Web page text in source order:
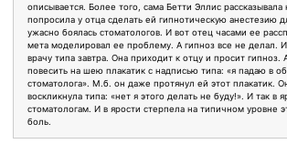
описывается. Более того, сама Бетти Эллис рассказывала
попросила у отца сделать ей гипнотическую анестезию
ужасно боялась стоматологов. И вот отец часами ее
мета моделировал ее проблему. А гипноз все не делал.
врачу типа завтра. Она приходит к отцу и просит гипноз.
повесить на шею плакатик с надписью типа: «я падаю в
стоматолога». М.б. он даже протянул ей этот плакатик.
воскликнула типа: «нет я этого делать не буду!». И так в
стоматологам. И в ярости стерпела на типичном уровне
боль.